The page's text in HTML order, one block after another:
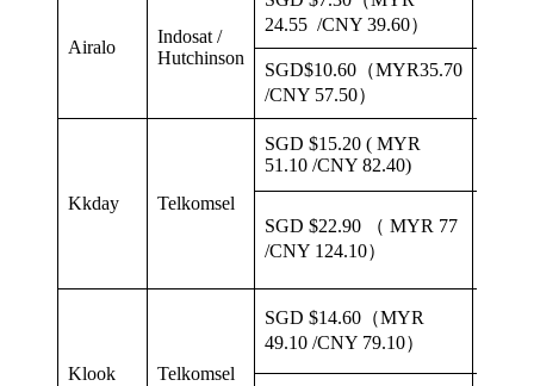
Airalo
Indosat /
Hutchinson
24.55 /CNY 39.60）
SGD$10.60（MYR35.70
/CNY 57.50）
Kkday Telkomsel
SGD $15.20 ( MYR
51.10 /CNY 82.40)
SGD $22.90 （ MYR 77
/CNY 124.10）
Klook Telkomsel
SGD $14.60（MYR
49.10 /CNY 79.10）